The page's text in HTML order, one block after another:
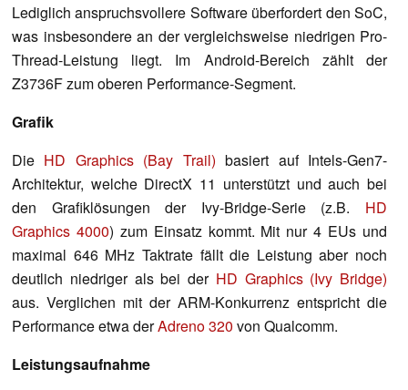
Lediglich anspruchsvollere Software überfordert den SoC,
was insbesondere an der vergleichsweise niedrigen Pro-
Thread-Leistung liegt. Im Android-Bereich zählt der
Z3736F zum oberen Performance-Segment.
Grafik
Die HD Graphics (Bay Trail) basiert auf Intels-Gen7-
Architektur, welche DirectX 11 unterstützt und auch bei
den Grafiklösungen der Ivy-Bridge-Serie (z.B. HD
Graphics 4000) zum Einsatz kommt. Mit nur 4 EUs und
maximal 646 MHz Taktrate fällt die Leistung aber noch
deutlich niedriger als bei der HD Graphics (Ivy Bridge)
aus. Verglichen mit der ARM-Konkurrenz entspricht die
Performance etwa derAdreno 320 von Qualcomm.
Leistungsaufnahme